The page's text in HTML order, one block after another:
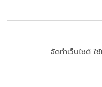
จัดทำเว็บไซต์ ใ